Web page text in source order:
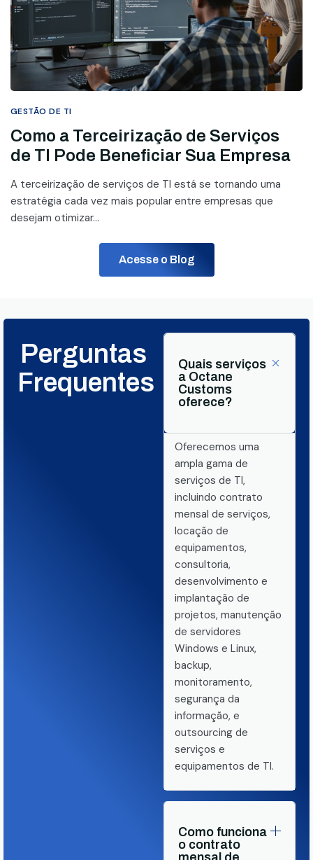
GESTÃO DE TI
Como a Terceirização de Serviços
de TI Pode Beneficiar Sua Empresa
A terceirização de serviços de TI está se tornando uma
estratégia cada vez mais popular entre empresas que
desejam otimizar...
Acesse o Blog
Perguntas
Frequentes
Quais serviços
a Octane
Customs
oferece?
Oferecemos uma
ampla gama de
serviços de TI,
incluindo contrato
mensal de serviços,
locação de
equipamentos,
consultoria,
desenvolvimento e
implantação de
projetos, manutenção
de servidores
Windows e Linux,
backup,
monitoramento,
segurança da
informação, e
outsourcing de
serviços e
equipamentos de TI.
Como funciona
o contrato
mensal de